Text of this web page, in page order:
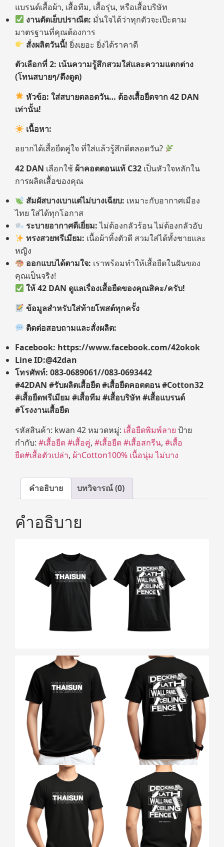
แบรนด์เสื้อผ้า, เสื้อทีม, เสื้อรุ่น, หรือเสื้อบริษัท
งานตัดเย็บปราณีต: มั่นใจได้ว่าทุกตัวจะเป๊ะตาม
มาตรฐานที่คุณต้องการ
สั่งผลิตวันนี้! ยิ่งเยอะ ยิ่งได้ราคาดี
ตัวเลือกที่2: เน้นความรู้สึกสวมใส่และความแตกต่าง
(โทนสบายๆ/ดึงดูด)
หัวข้อ: ใส่สบายตลอดวัน… ต้องเสื้อยืดจาก42 DAN
เท่านั้น!
เนื้อหา:
อยากได้เสื้อยืดคู่ใจ ที่ใส่แล้วรู้สึกดีตลอดวัน?
42 DAN เลือกใช้ ผ้าคอตตอนแท้ C32 เป็นหัวใจหลักใน
การผลิตเสื้อของคุณ
สัมผัสบางเบาแต่ไม่บางเฉียบ: เหมาะกับอากาศเมือง
ไทย ใส่ได้ทุกโอกาส
ระบายอากาศดีเยี่ยม:ไม่ต้องกลัวร้อน ไม่ต้องกลัวอับ
ทรงสวยพรีเมียม: เนื้อผ้าทิ้งตัวดี สวมใส่ได้ทั้งชายและ
หญิง
ออกแบบได้ตามใจ: เราพร้อมทำให้เสื้อยืดในฝันของ
คุณเป็นจริง!
ให้42 DAN ดูแลเรื่องเสื้อยืดของคุณสิคะ/ครับ!
ข้อมูลสำหรับใส่ท้ายโพสต์ทุกครั้ง
ติดต่อสอบถามและสั่งผลิต:
Facebook: https://www.facebook.com/42okok
Line ID:@42dan
โทรศัพท์: 083-0689061//083-0693442
#42DAN #รับผลิตเสื้อยืด#เสื้อยืดคอตตอน#Cotton32
#เสื้อยืดพรีเมียม #เสื้อทีม #เสื้อบริษัท#เสื้อแบรนด์
#โรงงานเสื้อยืด
รหัสสินค้า: kwan 42หมวดหมู่: เสื้อยืดพิมพ์ลาย ป้าย
กำกับ: #เสื้อยืด #เสื้อคู่, #เสื้อยืด #เสื้อสกรีน, #เสื้อ
ยืด#เสื้อตัวเปล่า, ผ้าCotton100% เนื้อนุ่ม ไม่บาง
คำอธิบาย บทวิจารณ์ (0)
คำอธิบาย